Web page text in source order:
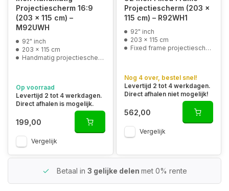
Projectiescherm 16:9
(203 x 115 cm) –
M92UWH
92" inch
203 x 115 cm
Handmatig projectiescherm
Op voorraad
Levertijd 2 tot 4 werkdagen.
Direct afhalen is mogelijk.
199,00
Vergelijk
Projectiescherm (203 x
115 cm) – R92WH1
92" inch
203 x 115 cm
Fixed frame projectiescherm
Nog 4 over, bestel snel!
Levertijd 2 tot 4 werkdagen.
Direct afhalen niet mogelijk!
562,00
Vergelijk
Betaal in 3 gelijke delen met 0% rente